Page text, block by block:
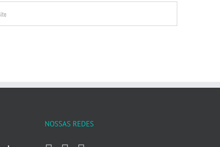
NOSSAS REDES